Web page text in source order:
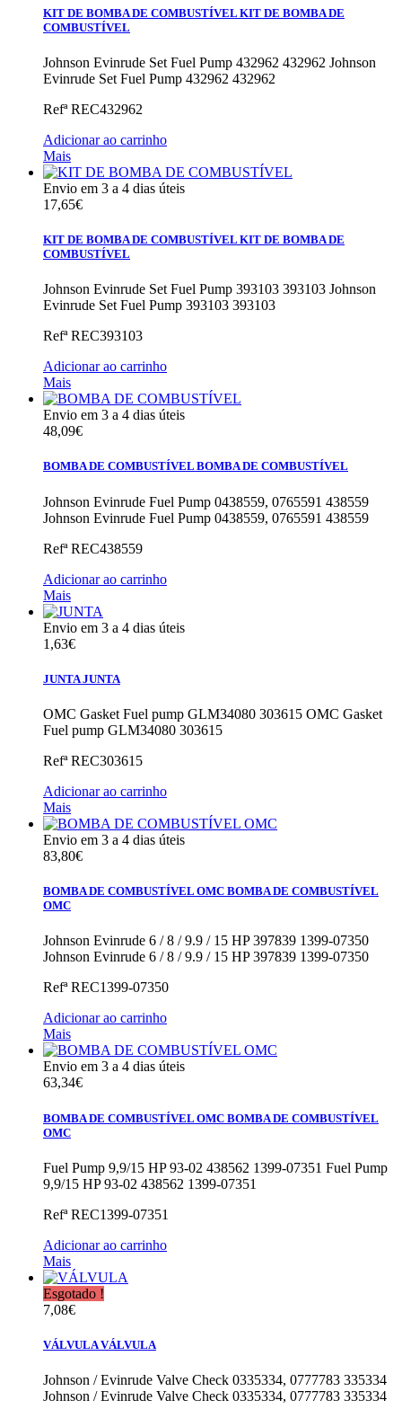
KIT DE BOMBA DE COMBUSTÍVEL KIT DE BOMBA DE
COMBUSTÍVEL
Johnson Evinrude Set Fuel Pump 432962 432962 Johnson
Evinrude Set Fuel Pump 432962 432962
RefªREC432962
Adicionar ao carrinho
Mais
Envio em 3 a 4 dias úteis
17,65€
KIT DE BOMBA DE COMBUSTÍVEL KIT DE BOMBA DE
COMBUSTÍVEL
Johnson Evinrude Set Fuel Pump 393103 393103 Johnson
Evinrude Set Fuel Pump 393103 393103
RefªREC393103
Adicionar ao carrinho
Mais
Envio em 3 a 4 dias úteis
48,09€
BOMBA DE COMBUSTÍVEL BOMBA DE COMBUSTÍVEL
Johnson Evinrude Fuel Pump 0438559, 0765591 438559
Johnson Evinrude Fuel Pump 0438559, 0765591 438559
RefªREC438559
Adicionar ao carrinho
Mais
Envio em 3 a 4 dias úteis
1,63€
JUNTA JUNTA
OMC Gasket Fuel pump GLM34080 303615 OMC Gasket
Fuel pump GLM34080 303615
RefªREC303615
Adicionar ao carrinho
Mais
Envio em 3 a 4 dias úteis
83,80€
BOMBA DE COMBUSTÍVEL OMC BOMBA DE COMBUSTÍVEL
OMC
Johnson Evinrude 6 / 8 / 9.9 / 15 HP 397839 1399-07350
Johnson Evinrude 6 / 8 / 9.9 / 15 HP 397839 1399-07350
RefªREC1399-07350
Adicionar ao carrinho
Mais
Envio em 3 a 4 dias úteis
63,34€
BOMBA DE COMBUSTÍVEL OMC BOMBA DE COMBUSTÍVEL
OMC
Fuel Pump 9,9/15 HP 93-02 438562 1399-07351 Fuel Pump
9,9/15 HP 93-02 438562 1399-07351
RefªREC1399-07351
Adicionar ao carrinho
Mais
Esgotado !
7,08€
VÁLVULA VÁLVULA
Johnson / Evinrude Valve Check 0335334, 0777783 335334
Johnson / Evinrude Valve Check 0335334, 0777783 335334